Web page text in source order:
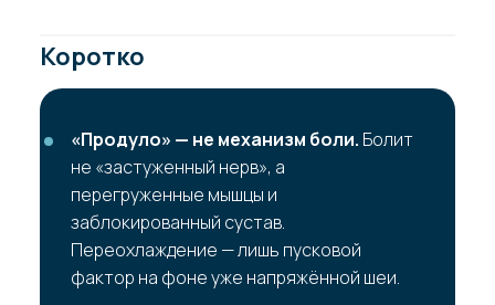
Коротко
«Продуло» — не механизм боли. Болит
не «застуженный нерв», а
перегруженные мышцы и
заблокированный сустав.
Переохлаждение — лишь пусковой
фактор на фоне уже напряжённой шеи.